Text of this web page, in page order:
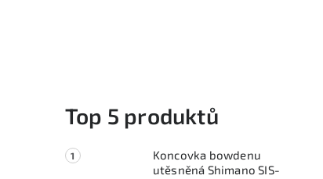
Top 5 produktů
Koncovka bowdenu
utěsněná Shimano SIS-